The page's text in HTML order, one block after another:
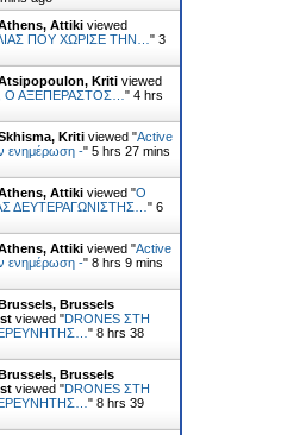
Attiki viewed
ΠΟΥ ΧΩΡΙΣΕ ΤΗΝ… " 3
Kriti viewed
ΑΞΕΠΕΡΑΣΤΟΣ… " 4 hrs
Kriti viewed "Active
ενημέρωση -" 5 hrs 27 mins
Attiki viewed "Ο
ΔΕΥΤΕΡΑΓΩΝΙΣΤΗΣ… " 6
Attiki viewed "Active
ενημέρωση -" 8 hrs 10 mins
Brussels
viewed "DRONES ΣΤΗ
" 8 hrs 38
Brussels
viewed "DRONES ΣΤΗ
" 8 hrs 39